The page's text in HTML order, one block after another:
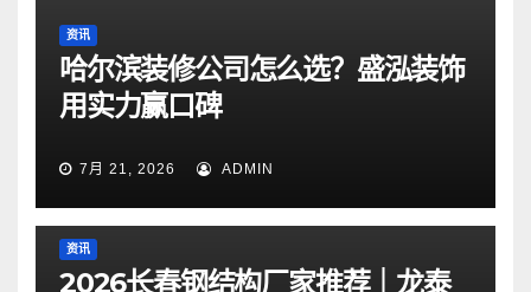
资讯
哈尔滨装修公司怎么选？盛泓装饰
用实力赢口碑
7月 21, 2026 ADMIN
资讯
2026长春钢结构厂家推荐｜龙泰